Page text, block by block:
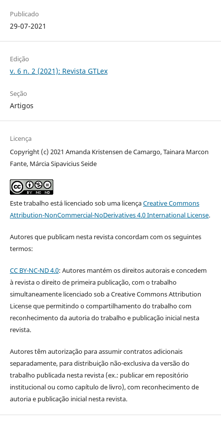
Publicado
29-07-2021
Edição
v. 6 n. 2 (2021): Revista GTLex
Seção
Artigos
Licença
Copyright (c) 2021 Amanda Kristensen de Camargo, Tainara Marcon
Fante, Márcia Sipavicius Seide
Este trabalho está licenciado sob uma licençaCreative Commons
Attribution-NonCommercial-NoDerivatives 4.0 International License.
Autores que publicam nesta revista concordam com os seguintes
termos:
CC BY-NC-ND 4.0: Autores mantém os direitos autorais e concedem
à revista o direito de primeira publicação, com o trabalho
simultaneamente licenciado sob a Creative Commons Attribution
License que permitindo o compartilhamento do trabalho com
reconhecimento da autoria do trabalho e publicação inicial nesta
revista.
Autores têm autorização para assumir contratos adicionais
separadamente, para distribuição não-exclusiva da versão do
trabalho publicada nesta revista (ex.: publicar em repositório
institucional ou como capítulo de livro), com reconhecimento de
autoria e publicação inicial nesta revista.